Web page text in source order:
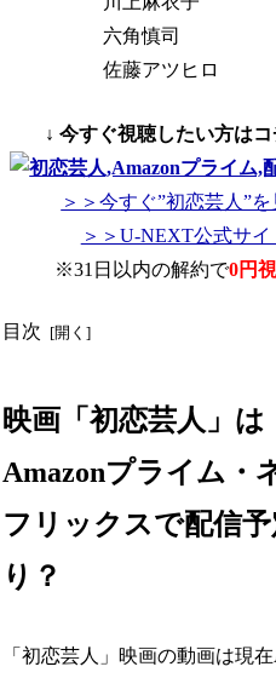
六角慎司
佐藤アツヒロ
↓ 今すぐ視聴したい方はコ
＞＞今すぐ”初恋芸人”を
＞＞U-NEXT公式サイ
※31日以内の解約で0円
目次
映画「初恋芸人」は
Amazonプライム・
フリックスで配信予
り？
「初恋芸人」映画の動画は現